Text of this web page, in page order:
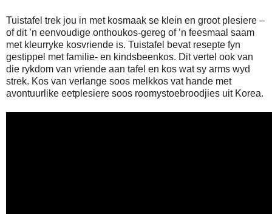
Tuistafel trek jou in met kosmaak se klein en groot plesiere –
of dit ’n eenvoudige onthoukos-gereg of ’n feesmaal saam
met kleurryke kosvriende is. Tuistafel bevat resepte fyn
gestippel met familie- en kindsbeenkos. Dit vertel ook van
die rykdom van vriende aan tafel en kos wat sy arms wyd
strek. Kos van verlange soos melkkos vat hande met
avontuurlike eetplesiere soos roomystoebroodjies uit Korea.